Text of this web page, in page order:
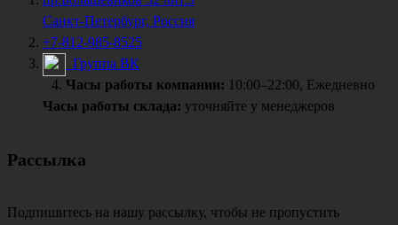
Санкт-Петербург, Россия
+7-812-985-8525
Группа ВК
Часы работы компании: 10:00–22:00, Ежедневно
Часы работы склада: уточняйте у менеджеров
Рассылка
Подпишитесь на нашу рассылку, чтобы не пропустить